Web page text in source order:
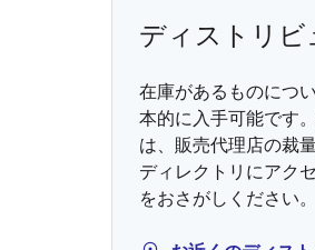
ディストリビ
在庫があるものにつ
本的に入手可能です
は、販売代理店の裁
ディレクトリにアク
をおさがしください。